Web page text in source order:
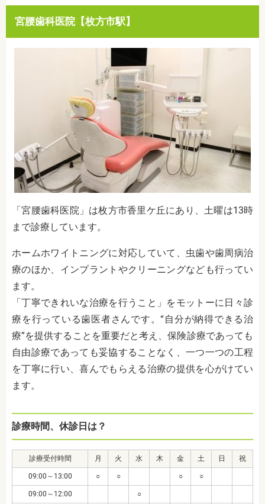
宮腰歯科医院【枚方市駅】
「宮腰歯科医院」は枚方市香里ケ丘にあり、土曜は13時
まで診療しています。
ホームホワイトニングに対応していて、虫歯や歯周病治
療のほか、インプラントやクリーニングなども行ってい
ます。
「丁寧できれいな治療を行うこと」をモットーに日々診
療を行っている歯医者さんです。“自分が納得できる治
療”を提供することを重要だと考え、保険診療であっても
自由診療であっても妥協することなく、一つ一つの工程
を丁寧に行い、喜んでもらえる治療の提供を心がけてい
ます。
診療時間、休診日は？
診療受付時間 月 火 水 木 金 土 日 祝
09:00～13:00 ○ ○ ○ ○
09:00～12:00 ○